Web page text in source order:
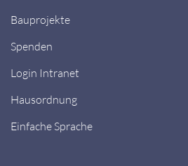
Bauprojekte
Spenden
Login Intranet
Hausordnung
Einfache Sprache